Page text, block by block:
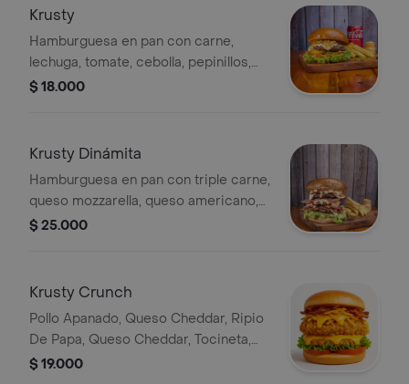
Krusty
Hamburguesa en pan con carne,
lechuga, tomate, cebolla, pepinillos,
queso americano, queso mozzarella,
$ 18.000
Krusty Dinámita
Hamburguesa en pan con triple carne,
queso mozzarella, queso americano,
queso cheddar, lechuga, tomate
$ 25.000
Krusty Crunch
Pollo Apanado, Queso Cheddar, Ripio
De Papa, Queso Cheddar, Tocineta,
Lechugay Tomates Frescos Producto
$ 19.000